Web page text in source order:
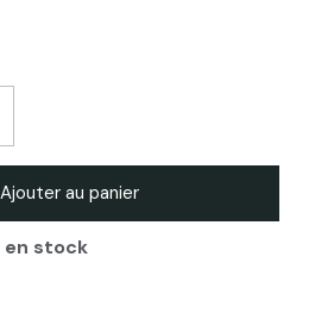
Ajouter au panier
en stock